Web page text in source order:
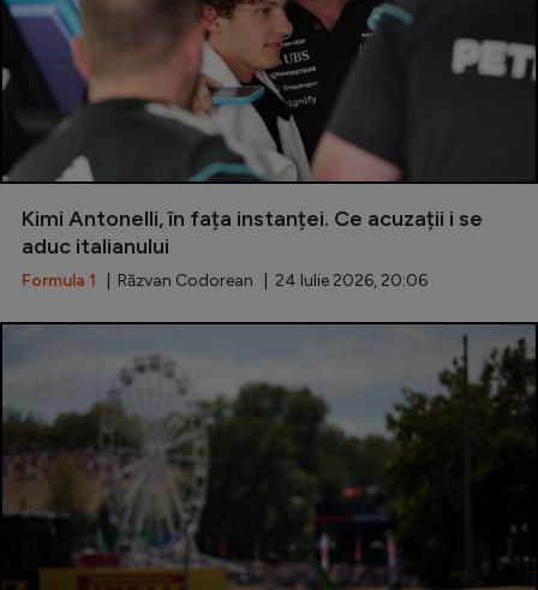
Kimi Antonelli, în fața instanței. Ce acuzații i se
aduc italianului
Formula 1 | Răzvan Codorean | 24 Iulie 2026, 20:06